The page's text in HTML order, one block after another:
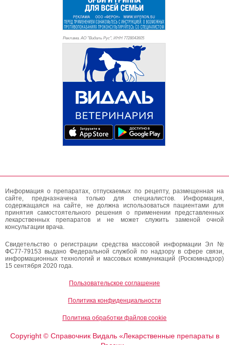
Реклама. АО "Видаль Рус", ИНН 7728043605
Информация о препаратах, отпускаемых по рецепту, размещенная на
сайте, предназначена только для специалистов. Информация,
содержащаяся на сайте, не должна использоваться пациентами для
принятия самостоятельного решения о применении представленных
лекарственных препаратов и не может служить заменой очной
консультации врача.
Свидетельство о регистрации средства массовой информации Эл №
ФС77-79153 выдано Федеральной службой по надзору в сфере связи,
информационных технологий и массовых коммуникаций (Роскомнадзор)
15 сентября 2020 года.
Пользовательское соглашение
Политика конфиденциальности
Политика обработки файлов cookie
Copyright ©Справочник Видаль «Лекарственные препараты в